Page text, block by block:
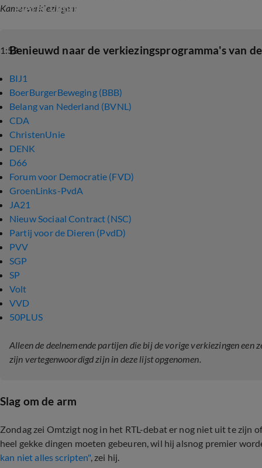
Kamerverkiezingen:
1:53
Pieter Omtzigt presenteert partijprogramma
Benieuwd naar de verkiezingsprogramma's van
BIJ1
BoerBurgerBeweging (BBB)
Belang van Nederland (BVNL)
CDA
ChristenUnie
DENK
D66
Forum voor Democratie (FVD)
GroenLinks-PvdA
JA21
Nieuw Sociaal Contract (NSC)
Partij voor de Dieren (PvdD)
PVV
SGP
SP
Volt
VVD
50PLUS
Alleen de deelnemende partijen die bij de vorige verkiezingen een
zijn vertegenwoordigd zijn in deze lijst opgenomen.
Slag om de arm
Zondag zei Omtzigt nog in het RTL-debat er nog niet uit te zijn
heel gekke dingen moeten gebeuren, wil hij alsnog premier
kan niet alles scripten", zei hij.